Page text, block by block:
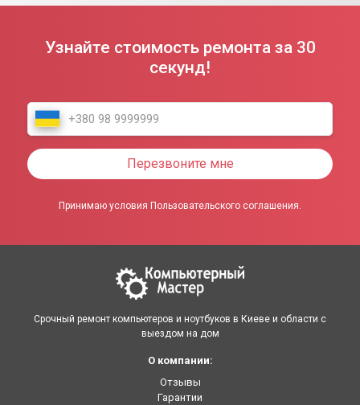
Узнайте стоимость ремонта за 30
секунд!
Перезвоните мне
Принимаю условия Пользовательского соглашения.
Срочный ремонт компьютеров и ноутбуков в Киеве и области с
выездом на дом
О компании:
Отзывы
Гарантии